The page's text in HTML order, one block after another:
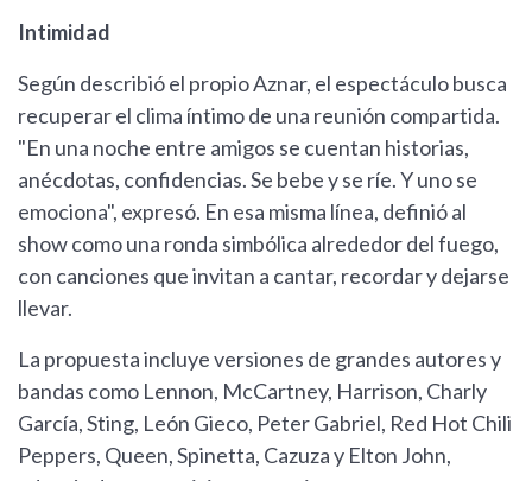
Intimidad
Según describió el propio Aznar, el espectáculo busca
recuperar el clima íntimo de una reunión compartida.
"En una noche entre amigos se cuentan historias,
anécdotas, confidencias. Se bebe y se ríe. Y uno se
emociona", expresó. En esa misma línea, definió al
show como una ronda simbólica alrededor del fuego,
con canciones que invitan a cantar, recordar y dejarse
llevar.
La propuesta incluye versiones de grandes autores y
bandas como Lennon, McCartney, Harrison, Charly
García, Sting, León Gieco, Peter Gabriel, Red Hot Chili
Peppers, Queen, Spinetta, Cazuza y Elton John,